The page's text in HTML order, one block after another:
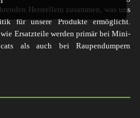
Herstellern zusammen, was uns
für unsere Produkte ermöglicht.
Ersatzteile werden primär bei Mini-
als auch bei Raupendumpern